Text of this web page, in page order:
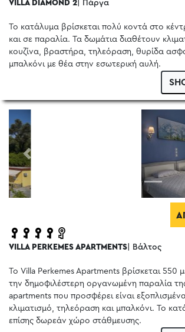
VILLA DIAMOND 2 | Πάργα
Το κατάλυμα βρίσκεται πολύ κοντά στο
και σε παραλία. Τα δωμάτια διαθέτουν
κουζίνα, βραστήρα, τηλεόραση, θυρίδα
μπαλκόνι με θέα στην εσωτερική αυλή.
Previous
VILLA PERKEMES APARTMENTS | Βάλτος
Το Villa Perkemes Apartments βρίσκεται 550
την δημοφιλέστερη οργανωμένη παραλία
apartments που προσφέρει είναι
κλιματισμό, τηλεόραση και μπαλκόνι. Το
επίσης δωρεάν χώρο στάθμευσης.